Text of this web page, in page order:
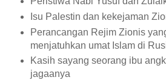
Isu Palestin dan kekejaman
Perancangan Rejim Zionis
menjatuhkan umat Islam di
Kasih sayang seorang ibu
jagaanya